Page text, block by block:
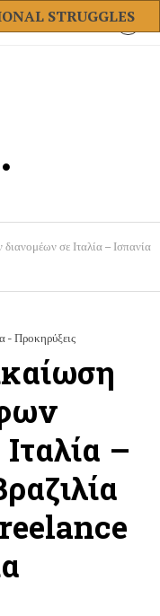
STRUGGLES
σε Ιταλία – Ισπανία
- Προκηρύξεις
–